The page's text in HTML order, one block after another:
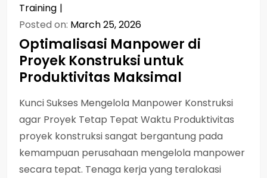
Training
Posted on: March 25, 2026
Optimalisasi Manpower di
Proyek Konstruksi untuk
Produktivitas Maksimal
Kunci Sukses Mengelola Manpower Konstruksi
agar Proyek Tetap Tepat Waktu Produktivitas
proyek konstruksi sangat bergantung pada
kemampuan perusahaan mengelola manpower
secara tepat. Tenaga kerja yang teralokasi